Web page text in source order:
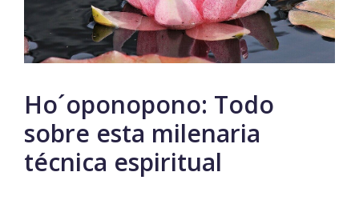
Ho´oponopono: Todo
sobre esta milenaria
técnica espiritual